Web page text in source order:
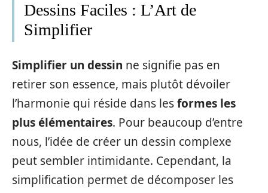
Dessins Faciles : L’Art de
Simplifier
Simplifier un dessin ne signifie pas en
retirer son essence, mais plutôt dévoiler
l’harmonie qui réside dans lesformes les
plus élémentaires. Pour beaucoup d’entre
nous, l’idée de créer un dessin complexe
peut sembler intimidante. Cependant, la
simplification permet de décomposer les